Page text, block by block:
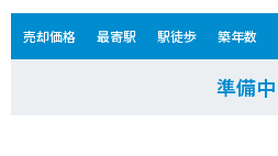
売却価格 最寄駅 駅徒歩 築年数
準備中